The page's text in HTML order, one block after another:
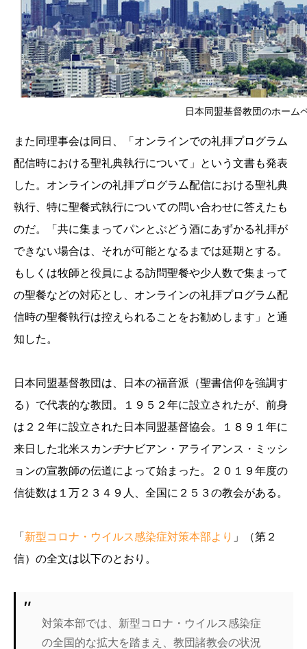
日本同盟基督教団のホーム
また同理事会は同日、「オンラインでの礼拝プログラム
配信時における聖礼典執行について」という文書も発表
した。オンラインの礼拝プログラム配信における聖礼典
執行、特に聖餐式執行についての問い合わせに答えたも
のだ。「共に集まってパンとぶどう酒にあずかる礼拝が
できない場合は、それが可能となるまでは延期とする。
もしくは牧師と役員による訪問聖餐や少人数で集まって
の聖餐などの対応とし、オンラインの礼拝プログラム配
信時の聖餐執行は控えられることをお勧めします」と通
知した。
日本同盟基督教団は、日本の福音派（聖書信仰を強調す
る）で代表的な教団。１９５２年に設立されたが、前身
は２２年に設立された日本同盟基督協会。１８９１年に
来日した北米スカンヂナビアン・アライアンス・ミッシ
ョンの宣教師の伝道によって始まった。２０１９年度の
信徒数は１万２３４９人、全国に２５３の教会がある。
「 新型コロナ・ウイルス感染症対策本部より 」（第２
信）の全文は以下のとおり。
対策本部では、新型コロナ・ウイルス感染症
の全国的な拡大を踏まえ、教団諸教会の状況